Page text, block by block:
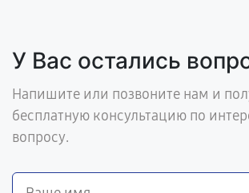
У Вас остались
Напишите или позвоните нам и
бесплатную консультацию по
вопросу.